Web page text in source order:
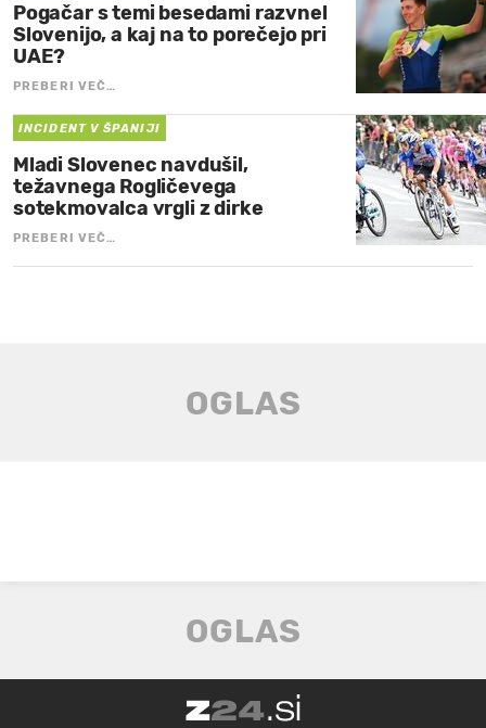
Pogačar s temi besedami razvnel
Slovenijo, a kaj na to porečejo pri
UAE?
PREBERI VEČ…
INCIDENT V ŠPANIJI
Mladi Slovenec navdušil,
težavnega Rogličevega
sotekmovalca vrgli z dirke
PREBERI VEČ…